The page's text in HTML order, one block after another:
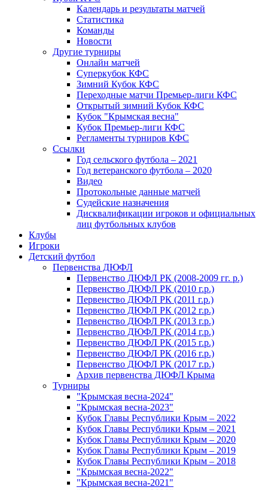
Календарь и результаты матчей
Статистика
Команды
Новости
Другие турниры
Онлайн матчей
Суперкубок КФС
Зимний Кубок КФС
Переходные матчи Премьер-лиги КФС
Открытый зимний Кубок КФС
Кубок "Крымская весна"
Кубок Премьер-лиги КФС
Регламенты турниров КФС
Ссылки
Год сельского футбола – 2021
Год ветеранского футбола – 2020
Видео
Протокольные данные матчей
Судейские назначения
Дисквалификации игроков и официальных
лиц футбольных клубов
Клубы
Игроки
Детский футбол
Первенства ДЮФЛ
Первенство ДЮФЛ РК (2008-2009 гг. р.)
Первенство ДЮФЛ РК (2010 г.р.)
Первенство ДЮФЛ РК (2011 г.р.)
Первенство ДЮФЛ РК (2012 г.р.)
Первенство ДЮФЛ РК (2013 г.р.)
Первенство ДЮФЛ РК (2014 г.р.)
Первенство ДЮФЛ РК (2015 г.р.)
Первенство ДЮФЛ РК (2016 г.р.)
Первенство ДЮФЛ РК (2017 г.р.)
Архив первенства ДЮФЛ Крыма
Турниры
"Крымская весна-2024"
"Крымская весна-2023"
Кубок Главы Республики Крым – 2022
Кубок Главы Республики Крым – 2021
Кубок Главы Республики Крым – 2020
Кубок Главы Республики Крым – 2019
Кубок Главы Республики Крым – 2018
"Крымская весна-2022"
"Крымская весна-2021"